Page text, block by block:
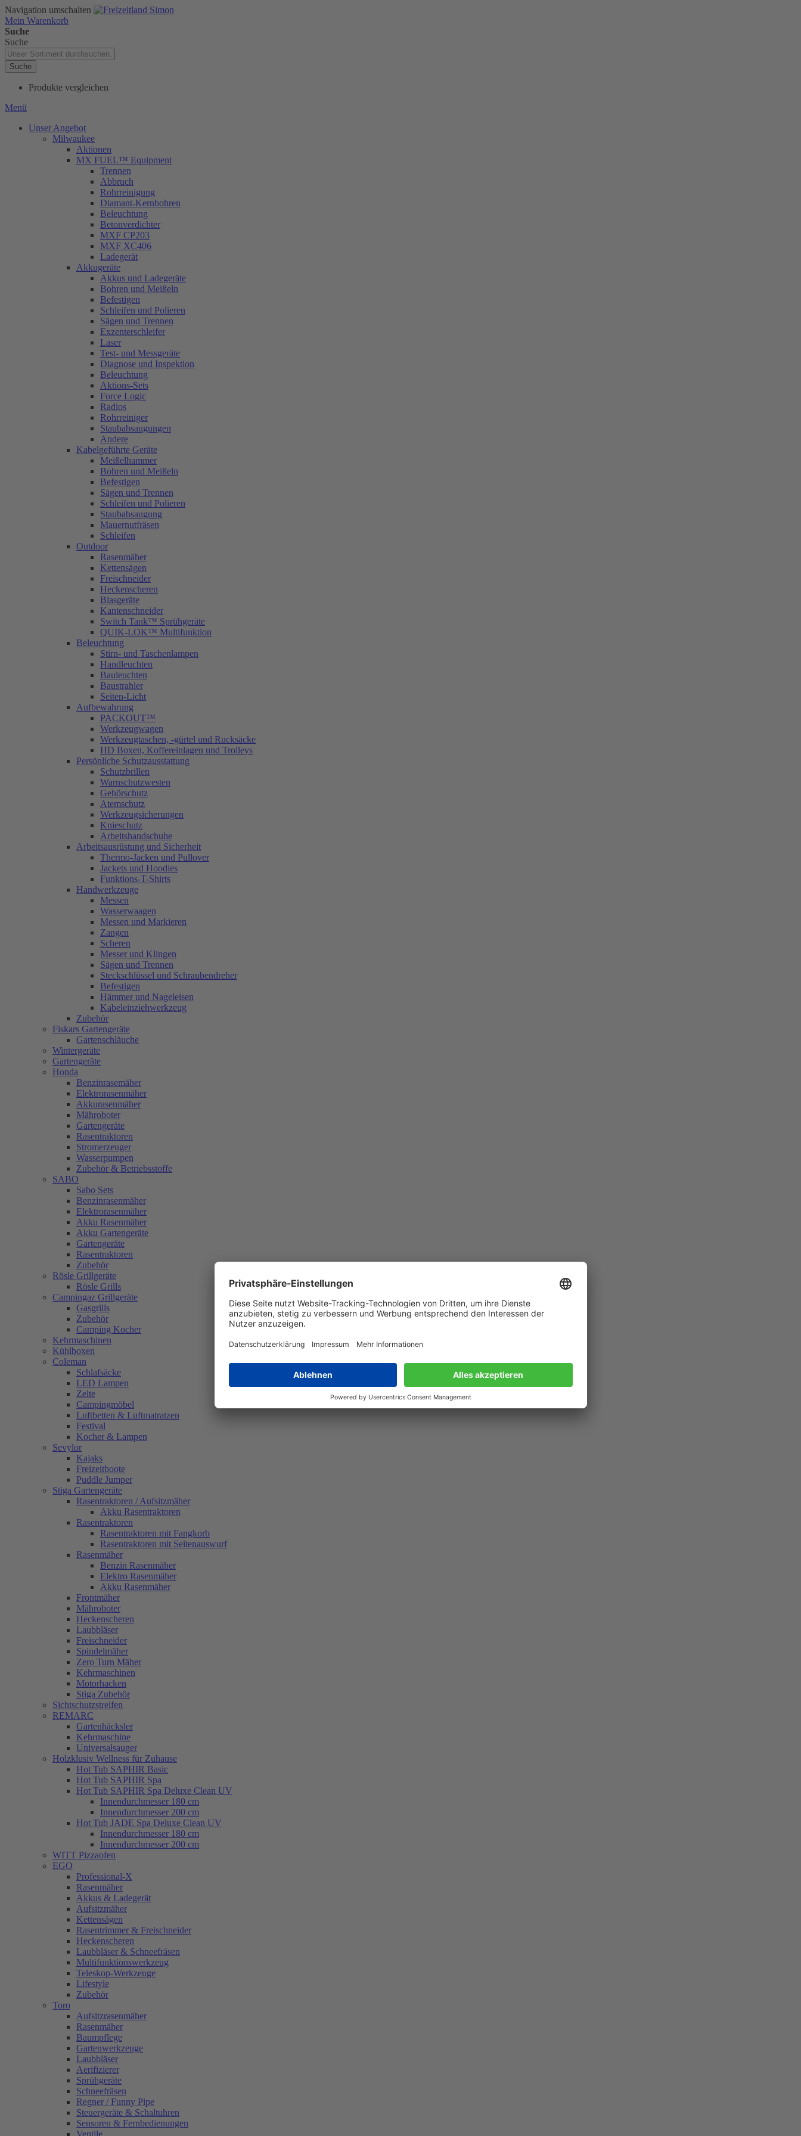
Navigation umschalten
Mein Warenkorb
Suche
Suche
Suche
Produkte vergleichen
Menü
Unser Angebot
Milwaukee
Aktionen
MX FUEL™ Equipment
Trennen
Abbruch
Rohrreinigung
Diamant-Kernbohren
Beleuchtung
Betonverdichter
MXF CP203
MXF XC406
Ladegerät
Akkugeräte
Akkus und Ladegeräte
Bohren und Meißeln
Befestigen
Schleifen und Polieren
Sägen und Trennen
Exzenterschleifer
Laser
Test- und Messgeräte
Diagnose und Inspektion
Beleuchtung
Aktions-Sets
Force Logic
Radios
Rohrreiniger
Staubabsaugungen
Andere
Kabelgeführte Geräte
Meißelhammer
Bohren und Meißeln
Befestigen
Sägen und Trennen
Schleifen und Polieren
Staubabsaugung
Mauernutfräsen
Schleifen
Outdoor
Rasenmäher
Kettensägen
Freischneider
Heckenscheren
Blasgeräte
Kantenschneider
Switch Tank™ Sprühgeräte
QUIK-LOK™ Multifunktion
Beleuchtung
Stirn- und Taschenlampen
Handleuchten
Bauleuchten
Baustrahler
Seiten-Licht
Aufbewahrung
PACKOUT™
Werkzeugwagen
Werkzeugtaschen, -gürtel und Rucksäcke
HD Boxen, Koffereinlagen und Trolleys
Persönliche Schutzausstattung
Schutzbrillen
Warnschutzwesten
Gehörschutz
Atemschutz
Werkzeugsicherungen
Knieschutz
Arbeitshandschuhe
Arbeitsausrüstung und Sicherheit
Thermo-Jacken und Pullover
Jackets und Hoodies
Funktions-T-Shirts
Handwerkzeuge
Messen
Wasserwaagen
Messen und Markieren
Zangen
Scheren
Messer und Klingen
Sägen und Trennen
Steckschlüssel und Schraubendreher
Befestigen
Hämmer und Nageleisen
Kabeleinziehwerkzeug
Zubehör
Fiskars Gartengeräte
Gartenschläuche
Wintergeräte
Gartengeräte
Honda
Benzinrasemäher
Elektrorasenmäher
Akkurasenmäher
Mähroboter
Gartengeräte
Rasentraktoren
Stromerzeuger
Wasserpumpen
Zubehör & Betriebsstoffe
SABO
Sabo Sets
Benzinrasenmäher
Elektrorasenmäher
Akku Rasenmäher
Akku Gartengeräte
Gartengeräte
Rasentraktoren
Zubehör
Rösle Grillgeräte
Rösle Grills
Campingaz Grillgeräte
Gasgrills
Zubehör
Camping Kocher
Kehrmaschinen
Kühlboxen
Coleman
Schlafsäcke
LED Lampen
Zelte
Campingmöbel
Luftbetten & Luftmatratzen
Festival
Kocher & Lampen
Sevylor
Kajaks
Freizeitboote
Puddle Jumper
Stiga Gartengeräte
Rasentraktoren / Aufsitzmäher
Akku Rasentraktoren
Rasentraktoren
Rasentraktoren mit Fangkorb
Rasentraktoren mit Seitenauswurf
Rasenmäher
Benzin Rasenmäher
Elektro Rasenmäher
Akku Rasenmäher
Frontmäher
Mähroboter
Heckenscheren
Laubbläser
Freischneider
Spindelmäher
Zero Turn Mäher
Kehrmaschinen
Motorhacken
Stiga Zubehör
Sichtschutzstreifen
REMARC
Gartenhäcksler
Kehrmaschine
Universalsauger
Holzklusiv Wellness für Zuhause
Hot Tub SAPHIR Basic
Hot Tub SAPHIR Spa
Hot Tub SAPHIR Spa Deluxe Clean UV
Innendurchmesser 180 cm
Innendurchmesser 200 cm
Hot Tub JADE Spa Deluxe Clean UV
Innendurchmesser 180 cm
Innendurchmesser 200 cm
WITT Pizzaofen
EGO
Professional-X
Rasenmäher
Akkus & Ladegerät
Aufsitzmäher
Kettensägen
Rasentrimmer & Freischneider
Heckenscheren
Laubbläser & Schneefräsen
Multifunktionswerkzeug
Teleskop-Werkzeuge
Lifestyle
Zubehör
Toro
Aufsitzrasenmäher
Rasenmäher
Baumpflege
Gartenwerkzeuge
Laubbläser
Aerifizierer
Sprühgeräte
Schneefräsen
Regner / Funny Pipe
Steuergeräte & Schaltuhren
Sensoren & Fernbedienungen
Ventile